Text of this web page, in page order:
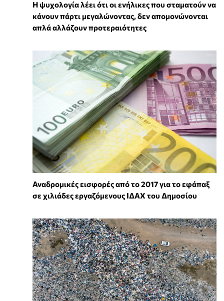
Η ψυχολογία λέει ότι οι ενήλικες που σταματούν να
κάνουν πάρτι μεγαλώνοντας, δεν απομονώνονται
απλά αλλάζουν προτεραιότητες
Αναδρομικές εισφορές από το 2017 για το εφάπαξ
σε χιλιάδες εργαζόμενους ΙΔΑΧ του Δημοσίου